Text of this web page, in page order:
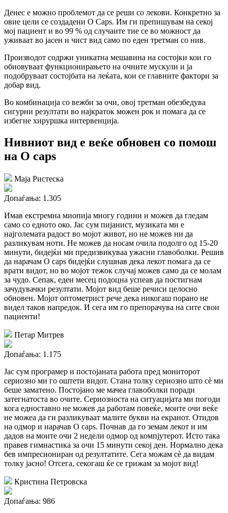
Денес е можно проблемот да се реши со лекови. Конкретно за
овие цели се создадени O Caps. Им ги препишувам на секој
мој пациент и во 99 % од случаите тие се во можност да
уживаат во јасен и чист вид само по еден третман со нив.
Производот содржи уникатна мешавина на состојки кои го
обновуваат функционирањето на очните мускули и ја
подобруваат состојбата на леќата, кои се главните фактори за
добар вид.
Во комбинација со вежби за очи, овој третман обезбедува
сигурни резултати во најкраток можен рок и помага да се
избегне хируршка интервенција.
Нивниот вид е веќе обновен со помош
на O caps
Маја Ристеска
Допаѓања: 1.305
Имав екстремна миопија многу години и можев да гледам
само со едното око. Јас сум пијанист, музиката ми е
најголемата радост во мојот живот, но не можев ни да
разликувам ноти. Не можев да носам очила подолго од 15-20
минути, бидејќи ми предизвикуваа ужасни главоболки. Решив
да нарачам O caps бидејќи слушнав дека лекот помага да се
врати видот, но во мојот тежок случај можев само да се молам
за чудо. Сепак, еден месец подоцна успеав да постигнам
зачудувачки резултати. Мојот вид беше речиси целосно
обновен. Мојот оптометрист рече дека никогаш порано не
видел таков напредок. И сега им го препорачува на сите свои
пациенти!
Петар Митрев
Допаѓања: 1.175
Јас сум програмер и постојаната работа пред мониторот
сериозно ми го оштети видот. Стана толку сериозно што сѐ ми
беше заматено. Постојано ме мачеа главоболки поради
затегнатоста во очите. Сериозноста на ситуацијата ми погоди
кога едноставно не можев да работам повеќе, моите очи веќе
не можеа да ги разликуваат малите букви на екранот. Отидов
на одмор и нарачав O caps. Почнав да го земам лекот и им
дадов на моите очи 2 недели одмор од компјутерот. Исто така
правев гимнастика за очи 15 минути секој ден. Нормално дека
бев импресиониран од резултатите. Сега можам сѐ да видам
толку јасно! Отсега, секогаш ќе се грижам за мојот вид!
Кристина Петровска
Допаѓања: 986